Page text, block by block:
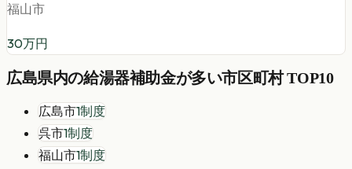
福山市
30万円
広島県内の給湯器補助金が多い市区町村 TOP10
広島市1制度
呉市1制度
福山市1制度